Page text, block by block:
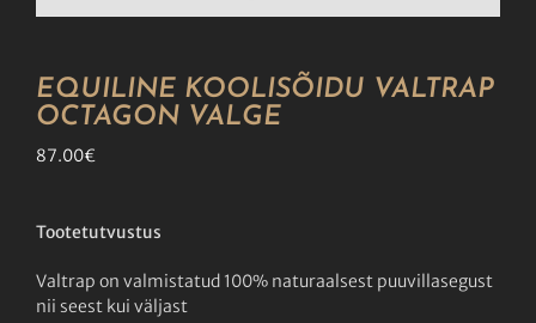
EQUILINE KOOLISÕIDU VALTRAP
OCTAGON VALGE
87.00€
Tootetutvustus
Valtrap on valmistatud 100% naturaalsest puuvillasegust
nii seest kui väljast